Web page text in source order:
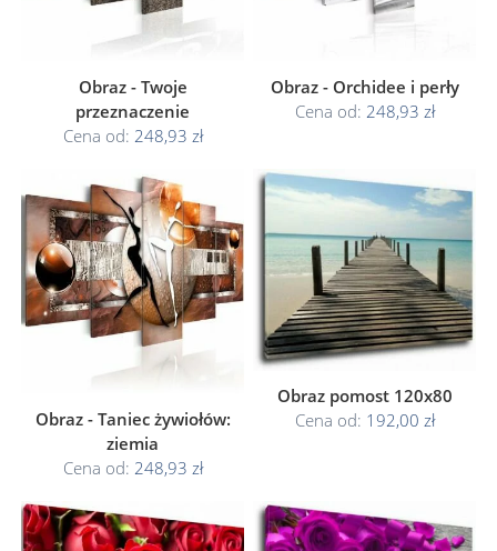
Obraz - Twoje
przeznaczenie
Cena od: 248,93 zł
Obraz - Orchidee i perły
Cena od: 248,93 zł
Obraz - Taniec żywiołów:
ziemia
Cena od: 248,93 zł
Obraz pomost 120x80
Cena od: 192,00 zł